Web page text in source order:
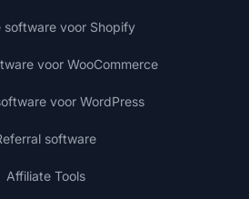
software voor Shopify
voor WooCommerce
voor WordPress
software
Affiliate Tools